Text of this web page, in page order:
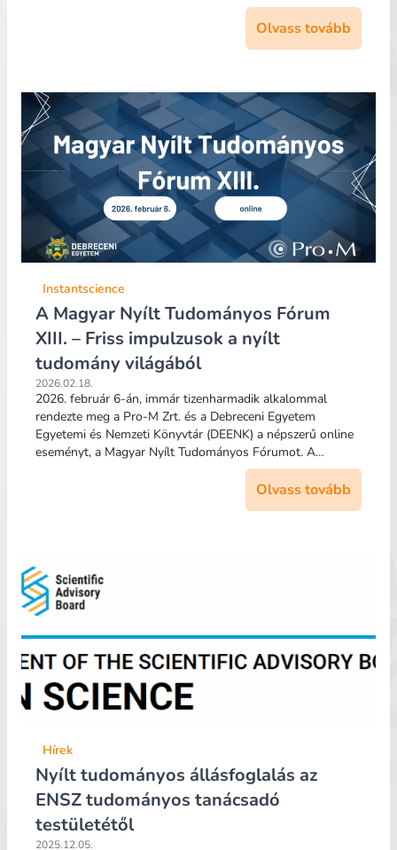
Olvass tovább
Instantscience
A Magyar Nyílt Tudományos Fórum
XIII. – Friss impulzusok a nyílt
tudomány világából
2026.02.18.
2026. február 6-án, immár tizenharmadik alkalommal
rendezte meg a Pro-M Zrt. és a Debreceni Egyetem
Egyetemi és Nemzeti Könyvtár (DEENK) a népszerű online
eseményt, a Magyar Nyílt Tudományos Fórumot. A…
Olvass tovább
Hírek
Nyílt tudományos állásfoglalás az
ENSZ tudományos tanácsadó
testületétől
2025.12.05.